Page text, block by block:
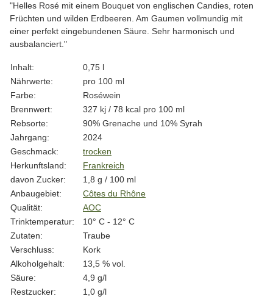
"Helles Rosé mit einem Bouquet von englischen Candies, roten
Früchten und wilden Erdbeeren. Am Gaumen vollmundig mit
einer perfekt eingebundenen Säure. Sehr harmonisch und
ausbalanciert."
Produkteigenschaft
Wert
Inhalt:
0,75 l
Nährwerte:
pro 100 ml
Farbe:
Roséwein
Brennwert:
327 kj / 78 kcal pro 100 ml
Rebsorte:
90% Grenache und 10% Syrah
Jahrgang:
2024
Geschmack:
trocken
Herkunftsland:
Frankreich
davon Zucker:
1,8 g / 100 ml
Anbaugebiet:
Côtes du Rhône
Qualität:
AOC
Trinktemperatur:
10° C - 12° C
Zutaten:
Traube
Verschluss:
Kork
Alkoholgehalt:
13,5 % vol.
Säure:
4,9 g/l
Restzucker:
1,0 g/l